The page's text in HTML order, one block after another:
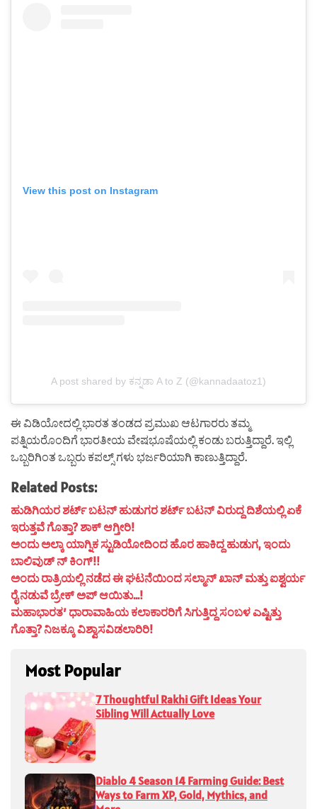
View this post on Instagram
A post shared by ಕನ್ನಡಾ A to Z (@kannadaatoz1)
ಈ ವಿಡಿಯೋದಲ್ಲಿ ಭಾರತ ತಂಡದ ಪ್ರಮುಖ ಆಟಗಾರರು ತಮ್ಮ
ಪತ್ನಿಯರೊಂದಿಗೆ ಭಾರತೀಯ ವೇಷಭೂಷೆಯಲ್ಲಿ ಕಂಡು ಬರುತ್ತಿದ್ದಾರೆ. ಇಲ್ಲಿ
ಒಬ್ಬರಿಗಿಂತ ಒಬ್ಬರು ಕಪಲ್ಸ್ ಗಳು ಭರ್ಜರಿಯಾಗಿ ಕಾಣುತ್ತಿದ್ದಾರೆ.
Related Posts:
ಹುಡಿಗಿಯರ ಶರ್ಟ್ ಬಟನ್ ಹುಡುಗರ ಶರ್ಟ್ ಬಟನ್ ವಿರುದ್ದ ದಿಶೆಯಲ್ಲಿ ಏಕೆ
ಇರುತ್ತವೆ ಗೊತ್ತಾ? ಶಾಕ್ ಆಗ್ತೀರಿ!
ಅಂದು ಅಲ್ಕಾ ಯಾಗ್ನಿಕ ಸ್ಟುಡಿಯೋದಿಂದ ಹೊರ ಹಾಕಿದ್ದ ಹುಡುಗ, ಇಂದು
ಬಾಲಿವುಡ್ ನ್ ಕಿಂಗ್!!
ಅಂದು ರಾತ್ರಿಯಲ್ಲಿ ನಡೆದ ಈ ಘಟನೆಯಿಂದ ಸಲ್ಮಾನ್ ಖಾನ್ ಮತ್ತು ಐಶ್ವರ್ಯ
ರೈ ನಡುವೆ ಬ್ರೇಕ್ ಅಪ್ ಆಯಿತು…!
ಮಹಾಭಾರತ’ ಧಾರಾವಾಹಿಯ ಕಲಾಕಾರರಿಗೆ ಸಿಗುತ್ತಿದ್ದ ಸಂಬಳ ಎಷ್ಟಿತ್ತು
ಗೊತ್ತಾ? ನಿಜಕ್ಕೂ ವಿಶ್ವಾಸವಿಡಲಾರಿರಿ!
Most Popular
7 Thoughtful Rakhi Gift Ideas Your
Sibling Will Actually Love
Diablo 4 Season 14 Farming Guide: Best
Ways to Farm XP, Gold, Mythics, and